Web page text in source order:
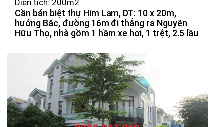
Diện tích: 200m2
Cần bán biệt thự Him Lam, DT: 10 x 20m,
hướng Bắc, đường 16m đi thẳng ra Nguyễn
Hữu Thọ, nhà gồm 1 hầm xe hơi, 1 trệt, 2.5 lầu